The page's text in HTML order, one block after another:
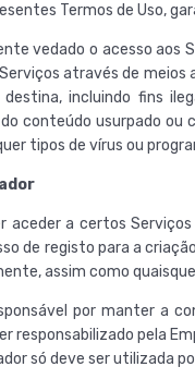
Termos de Uso,
vedado o acesso aos
através de
incluindo fins
conteúdo usurpado ou
tipos de vírus ou
aceder a certos
de registo para a
assim como
por manter a
responsabilizado pela
só deve ser utilizada